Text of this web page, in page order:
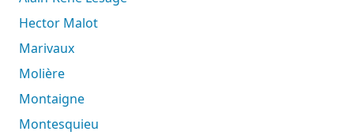
Hector Malot
Marivaux
Molière
Montaigne
Montesquieu